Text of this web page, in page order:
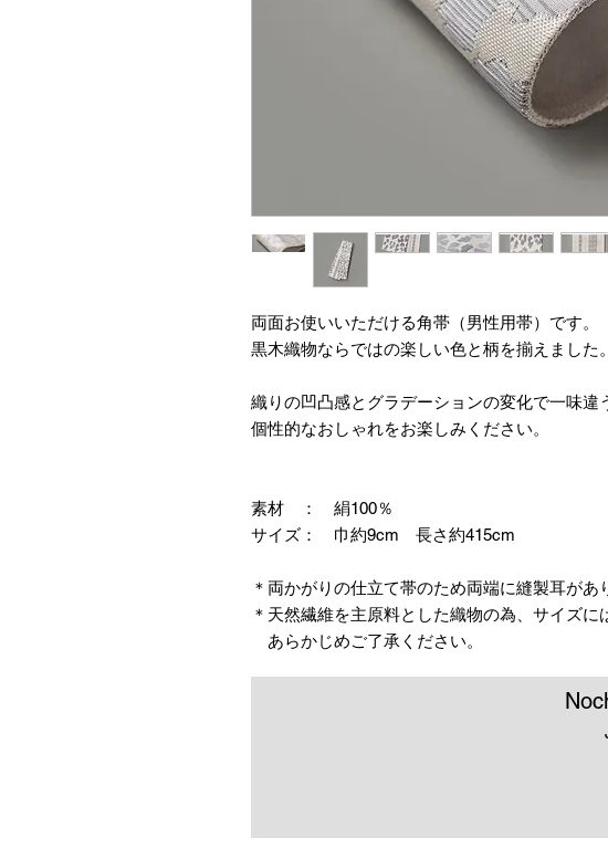
両面お使いいただける角帯（男性用帯）です。
黒木織物ならではの楽しい色と柄を揃えました。
織りの凹凸感とグラデーションの変化で一味違
個性的なおしゃれをお楽しみください。
素材 ： 絹100％
サイズ： 巾約9cm 長さ約415cm
＊両かがりの仕立て帯のため両端に縫製耳があ
＊天然繊維を主原料とした織物の為、サイズに
あらかじめご了承ください。